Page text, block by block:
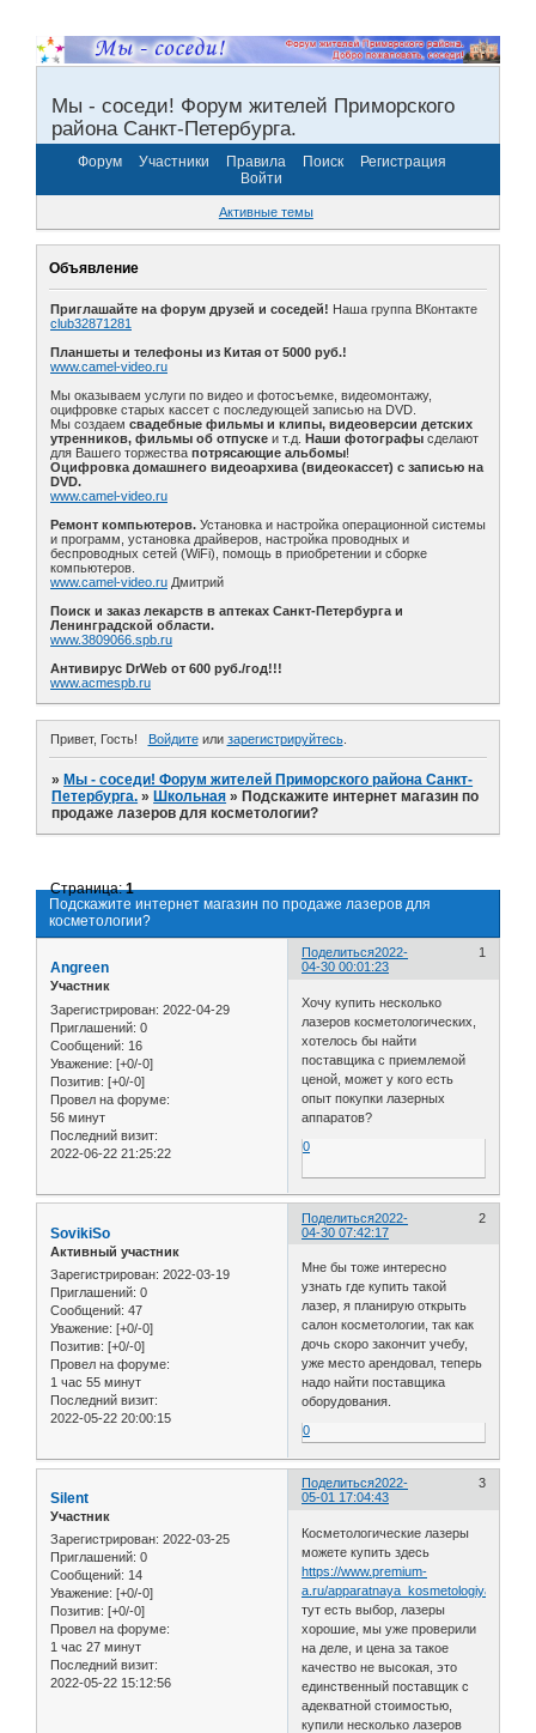
Мы - соседи! Форум жителей Приморского
района Санкт-Петербурга.
Форум Участники Правила Поиск
Регистрация
Войти
Активные темы
Объявление
Приглашайте на форум друзей и соседей! Наша группа ВКонтакте
club32871281
Планшеты и телефоны из Китая от 5000 руб.!
www.camel-video.ru
Мы оказываем услуги по видео и фотосъемке, видеомонтажу,
оцифровке старых кассет с последующей записью на DVD.
Мы создаем свадебные фильмы и клипы, видеоверсии детских
утренников, фильмы об отпуске и т.д. Наши фотографы сделают
для Вашего торжества потрясающие альбомы!
Оцифровка домашнего видеоархива (видеокассет) с записью на
DVD.
www.camel-video.ru
Ремонт компьютеров. Установка и настройка операционной системы
и программ, установка драйверов, настройка проводных и
беспроводных сетей (WiFi), помощь в приобретении и сборке
компьютеров.
www.camel-video.ru Дмитрий
Поиск и заказ лекарств в аптеках Санкт-Петербурга и
Ленинградской области.
www.3809066.spb.ru
Антивирус DrWeb от 600 руб./год!!!
www.acmespb.ru
Привет, Гость! Войдитеили зарегистрируйтесь.
» Мы - соседи! Форум жителей Приморского района Санкт-
Петербурга. » Школьная » Подскажите интернет магазин по
продаже лазеров для косметологии?
Подскажите интернет магазин по продаже лазеров для
косметологии?
Страница:1
Поделиться 1
2022-
04-30 00:01:23
Angreen
Участник
Зарегистрирован: 2022-04-29
Приглашений: 0
Сообщений: 16
Уважение: [+0/-0]
Позитив: [+0/-0]
Провел на форуме:
56 минут
Последний визит:
2022-06-22 21:25:22
Хочу купить несколько
лазеров косметологических,
хотелось бы найти
поставщика с приемлемой
ценой, может у кого есть
опыт покупки лазерных
аппаратов?
0
Поделиться 2
2022-
04-30 07:42:17
SovikiSo
Активный участник
Зарегистрирован: 2022-03-19
Приглашений: 0
Сообщений: 47
Уважение: [+0/-0]
Позитив: [+0/-0]
Провел на форуме:
1 час 55 минут
Последний визит:
2022-05-22 20:00:15
Мне бы тоже интересно
узнать где купить такой
лазер, я планирую открыть
салон косметологии, так как
дочь скоро закончит учебу,
уже место арендовал, теперь
надо найти поставщика
оборудования.
0
Поделиться 3
2022-
05-01 17:04:43
Silent
Участник
Зарегистрирован: 2022-03-25
Приглашений: 0
Сообщений: 14
Уважение: [+0/-0]
Позитив: [+0/-0]
Провел на форуме:
1 час 27 минут
Последний визит:
2022-05-22 15:12:56
Косметологические лазеры
можете купить здесь
https://www.premium-
a.ru/apparatnaya_kosmetologiya/m22/
тут есть выбор, лазеры
хорошие, мы уже проверили
на деле, и цена за такое
качество не высокая, это
единственный поставщик с
адекватной стоимостью,
купили несколько лазеров